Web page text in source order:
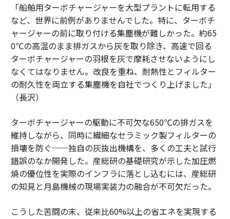
「船舶用ターボチャージャーを大型プラントに転用する
など、世界に前例がありませんでした。特に、ターボチ
ャージャーの前に取り付ける集塵機が難しかった。約65
0℃の高温のまま排ガスから灰を取り除き、高速で回る
ターボチャージャーの羽根を灰で摩耗させないようにし
なくてはなりません。改良を重ね、耐熱性とフィルター
の耐久性を両立する集塵機を自社でつくり上げました」
（長沢）
ターボチャージャーの駆動に不可欠な650℃の排ガスを
維持しながら、同時に繊細なセラミック製フィルターの
損壊を防ぐ──独自の灰抜出機構を、多くの工夫と試行
錯誤のなか開発した。産総研の基礎研究が示した加圧燃
焼の優位性を実際のインフラに落とし込むには、産総研
の知見と月島機械の現場実装力の融合が不可欠だった。
こうした苦闘の末、従来比60%以上の省エネを実現する